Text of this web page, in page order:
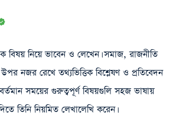
বিষয় নিয়ে ভাবেন ও লেখেন। সমাজ, রাজনীতি
নজর রেখে তথ্যভিত্তিক বিশ্লেষণ ও প্রতিবেদন
সময়ের গুরুত্বপূর্ণ বিষয়গুলি সহজ ভাষায়
তিনি নিয়মিত লেখালেখি করেন।